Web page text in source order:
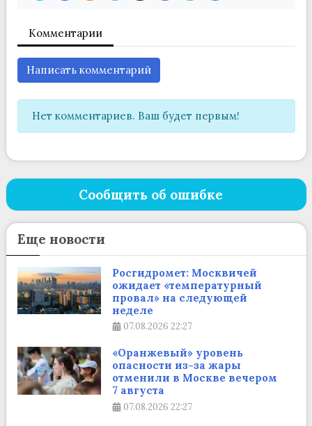
Комментарии
Написать комментарий
Нет комментариев. Ваш будет первым!
Сообщить об ошибке
Еще новости
Росгидромет: Москвичей
ожидает «температурный
провал» на следующей
неделе
07.08.2026 22:27
«Оранжевый» уровень
опасности из-за жары
отменили в Москве вечером
7 августа
07.08.2026 22:27